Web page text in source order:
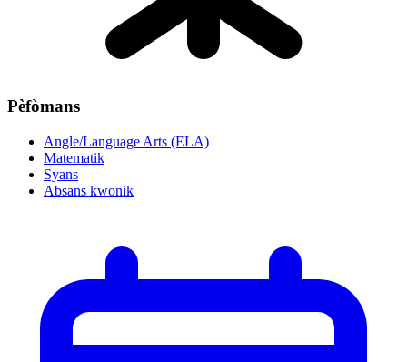
Pèfòmans
Angle/Language Arts (ELA)
Matematik
Syans
Absans kwonik